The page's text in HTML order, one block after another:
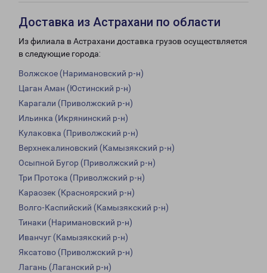
Доставка из Астрахани по области
Из филиала в Астрахани доставка грузов осуществляется
в следующие города:
Волжское (Наримановский р-н)
Цаган Аман (Юстинский р-н)
Карагали (Приволжский р-н)
Ильинка (Икрянинский р-н)
Кулаковка (Приволжский р-н)
Верхнекалиновский (Камызякский р-н)
Осыпной Бугор (Приволжский р-н)
Три Протока (Приволжский р-н)
Караозек (Красноярский р-н)
Волго-Каспийский (Камызякский р-н)
Тинаки (Наримановский р-н)
Иванчуг (Камызякский р-н)
Яксатово (Приволжский р-н)
Лагань (Лаганский р-н)